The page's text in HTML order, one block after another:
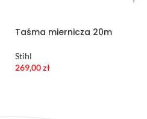
Taśma miernicza 20m
Stihl
269,00zł